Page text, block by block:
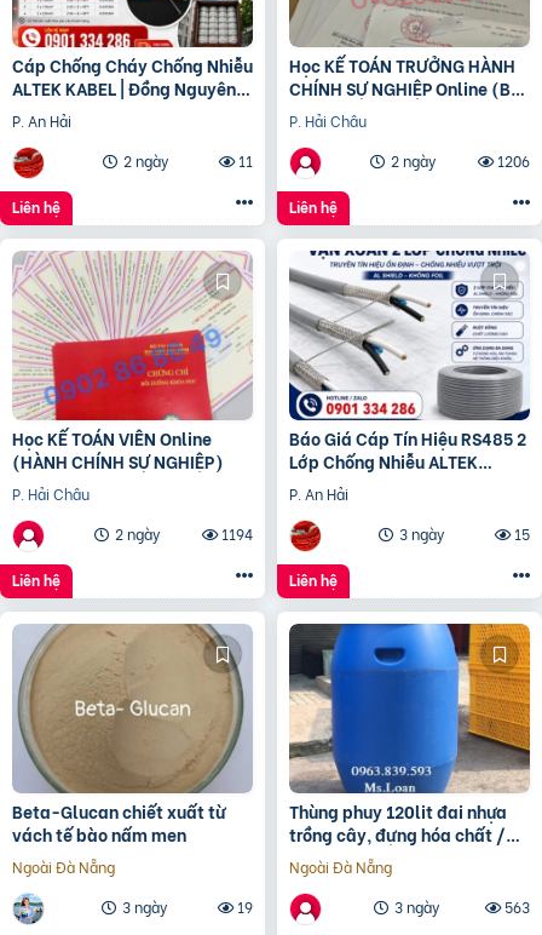
Cáp Chống Cháy Chống Nhiễu
ALTEK KABEL | Đồng Nguyên
Chất 100%, Đảm Bảo An Toàn
Công Trình
P. An Hải
2 ngày
11
Liên hệ
Học KẾ TOÁN TRƯỞNG HÀNH
CHÍNH SỰ NGHIỆP Online (Bộ
tài chính) cấp chứng chỉ để
bổ nhiệm
P. Hải Châu
2 ngày
1206
Liên hệ
Học KẾ TOÁN VIÊN Online
(HÀNH CHÍNH SỰ NGHIỆP)
P. Hải Châu
2 ngày
1194
Liên hệ
Báo Giá Cáp Tín Hiệu RS485 2
Lớp Chống Nhiễu ALTEK
KABEL | Đồng Nguyên Chất
100%, Chống Nhiễu Tối
P. An Hải
3 ngày
15
Liên hệ
Beta-Glucan chiết xuất từ
vách tế bào nấm men
Ngoài Đà Nẵng
3 ngày
19
Thùng phuy 120lit đai nhựa
trồng cây, đựng hóa chất /
0963 839 593 Ms.Loan
Ngoài Đà Nẵng
3 ngày
563